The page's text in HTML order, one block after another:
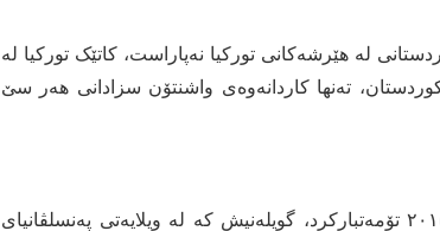
لە هێرشەکانی تورکیا نەپاراست، کاتێک تورکیا لە
کوردستان، تەنها کاردانەوەی واشنتۆن سزادانی هەر سێ
تورکیا فەتحوڵا گویلەنی بە داڕێژەری هەوڵی کودەتاکەی تەموزی ٢٠١٥ تۆمەتبارکرد، گویلەنیش کە لە ویلایەتی پەنسلڤانیای